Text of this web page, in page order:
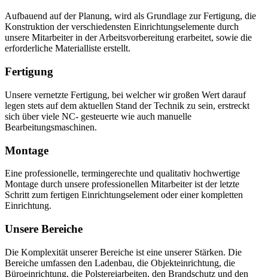
Aufbauend auf der Planung, wird als Grundlage zur Fertigung, die
Konstruktion der verschiedensten Einrichtungselemente durch
unsere Mitarbeiter in der Arbeitsvorbereitung erarbeitet, sowie die
erforderliche Materialliste erstellt.
Fertigung
Unsere vernetzte Fertigung, bei welcher wir großen Wert darauf
legen stets auf dem aktuellen Stand der Technik zu sein, erstreckt
sich über viele NC- gesteuerte wie auch manuelle
Bearbeitungsmaschinen.
Montage
Eine professionelle, termingerechte und qualitativ hochwertige
Montage durch unsere professionellen Mitarbeiter ist der letzte
Schritt zum fertigen Einrichtungselement oder einer kompletten
Einrichtung.
Unsere Bereiche
Die Komplexität unserer Bereiche ist eine unserer Stärken. Die
Bereiche umfassen den Ladenbau, die Objekteinrichtung, die
Büroeinrichtung, die Polstereiarbeiten, den Brandschutz und den